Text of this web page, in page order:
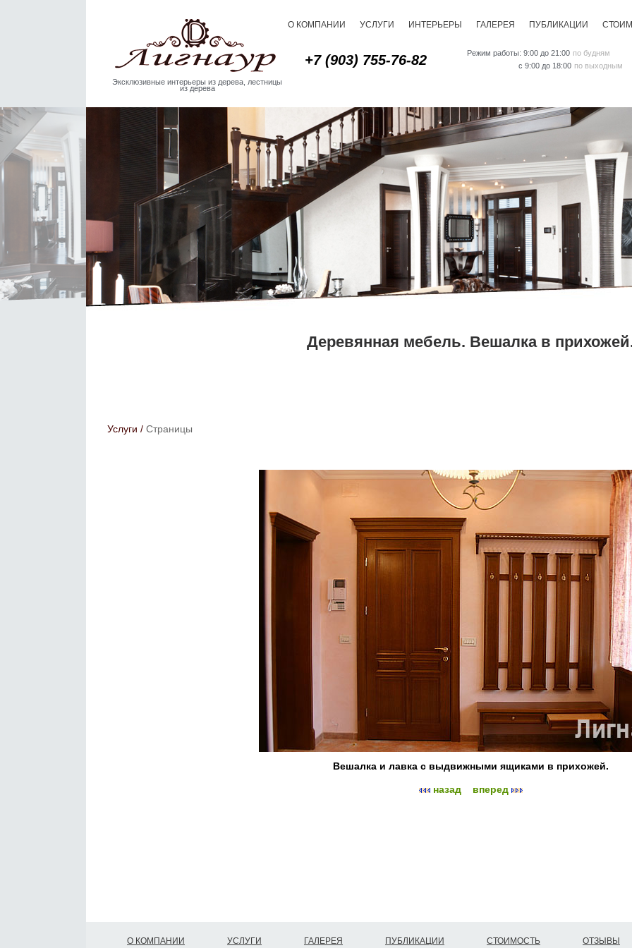
О КОМПАНИИ УСЛУГИ ИНТЕРЬЕРЫ ГАЛЕРЕЯ ПУБЛИКАЦИИ
+7 (903) 755-76-82 Режим работы: 9:00 до 21:00 по будням
с 9:00 до 18:00 по выходным
Эксклюзивные интерьеры из дерева, лестницы
из дерева
Деревянная мебель. Вешалка в
Услуги / Страницы
Вешалка и лавка с выдвижными ящиками в прихожей.
назад вперед
О КОМПАНИИ УСЛУГИ ГАЛЕРЕЯ ПУБЛИКАЦИИ СТОИМОСТЬ ОТЗЫВЫ